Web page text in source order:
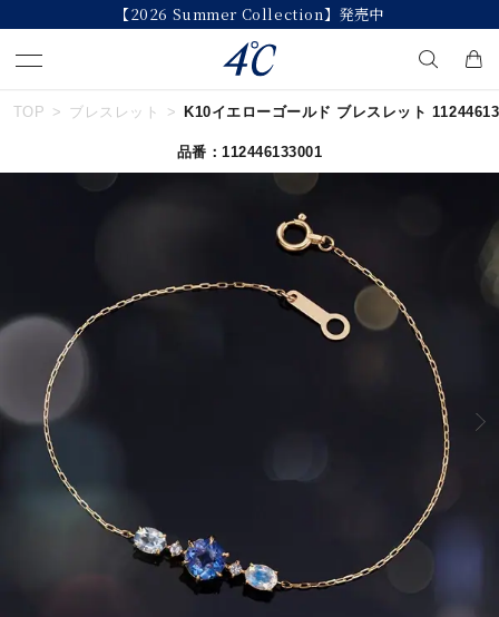
【2026 Summer Collection】発売中
キーワードで検索する
#エタニティ
#ダイヤモンド ネックレス #eギフト
ブランド ４℃
カテゴリー すべてのジュエリー
TOP ブレスレット K10イエローゴールド ブレスレット
品番：112446133001